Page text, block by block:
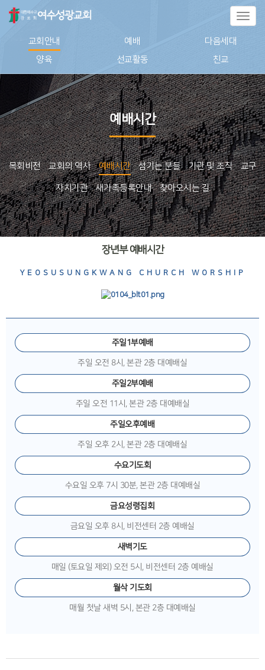
교회안내 예배
다음세대
양육
선교활동 친교
예배시간
목회비전 교회의 역사 예배시간 섬기는 분들 기관 및 조직 교구
자치기관 새가족등록안내 찾아오시는 길
장년부 예배시간
YEOSUSUNGKWANG CHURCH WORSHIP
주일1부예배
주일 오전 8시, 본관 2층 대예배실
주일2부예배
주일 오전 11시, 본관 2층 대예배실
주일오후예배
주일 오후 2시, 본관 2층 대예배실
수요기도회
수요일 오후 7시 30분, 본관 2층 대예배실
금요성령집회
금요일 오후 8시, 비전센터 2층 예배실
새벽기도
매일 (토요일 제외) 오전 5시, 비전센터 2층 예배실
월삭 기도회
매월 첫날 새벽 5시, 본관 2층 대예배실